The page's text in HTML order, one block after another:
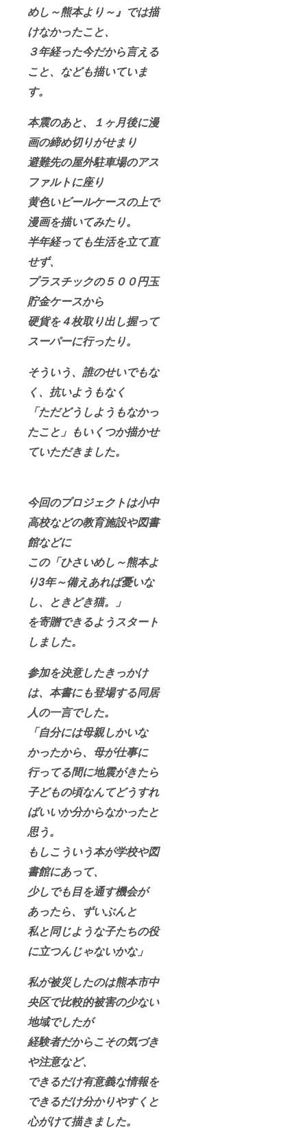
めし～熊本より～』では描
けなかったこと、
３年経った今だから言える
こと、なども描いていま
す。
本震のあと、１ヶ月後に漫
画の締め切りがせまり
避難先の屋外駐車場のアス
ファルトに座り
黄色いビールケースの上で
漫画を描いてみたり。
半年経っても生活を立て直
せず、
プラスチックの５００円玉
貯金ケースから
硬貨を４枚取り出し握って
スーパーに行ったり。
そういう、誰のせいでもな
く、抗いようもなく
「ただどうしようもなかっ
たこと」もいくつか描かせ
ていただきました。
今回のプロジェクトは小中
高校などの教育施設や図書
館などに
この「ひさいめし～熊本よ
り3年～備えあれば憂いな
し、ときどき猫。」
を寄贈できるようスタート
しました。
参加を決意したきっかけ
は、本書にも登場する同居
人の一言でした。
「自分には母親しかいな
かったから、母が仕事に
行ってる間に地震がきたら
子どもの頃なんてどうすれ
ばいいか分からなかったと
思う。
もしこういう本が学校や図
書館にあって、
少しでも目を通す機会が
あったら、ずいぶんと
私と同じような子たちの役
に立つんじゃないかな」
私が被災したのは熊本市中
央区で比較的被害の少ない
地域でしたが
経験者だからこその気づき
や注意など、
できるだけ有意義な情報を
できるだけ分かりやすくと
心がけて描きました。